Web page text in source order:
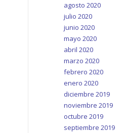
agosto 2020
julio 2020
junio 2020
mayo 2020
abril 2020
marzo 2020
febrero 2020
enero 2020
diciembre 2019
noviembre 2019
octubre 2019
septiembre 2019